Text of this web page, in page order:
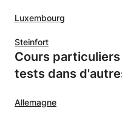
Luxembourg
Steinfort
Cours
tests dans
Allemagne